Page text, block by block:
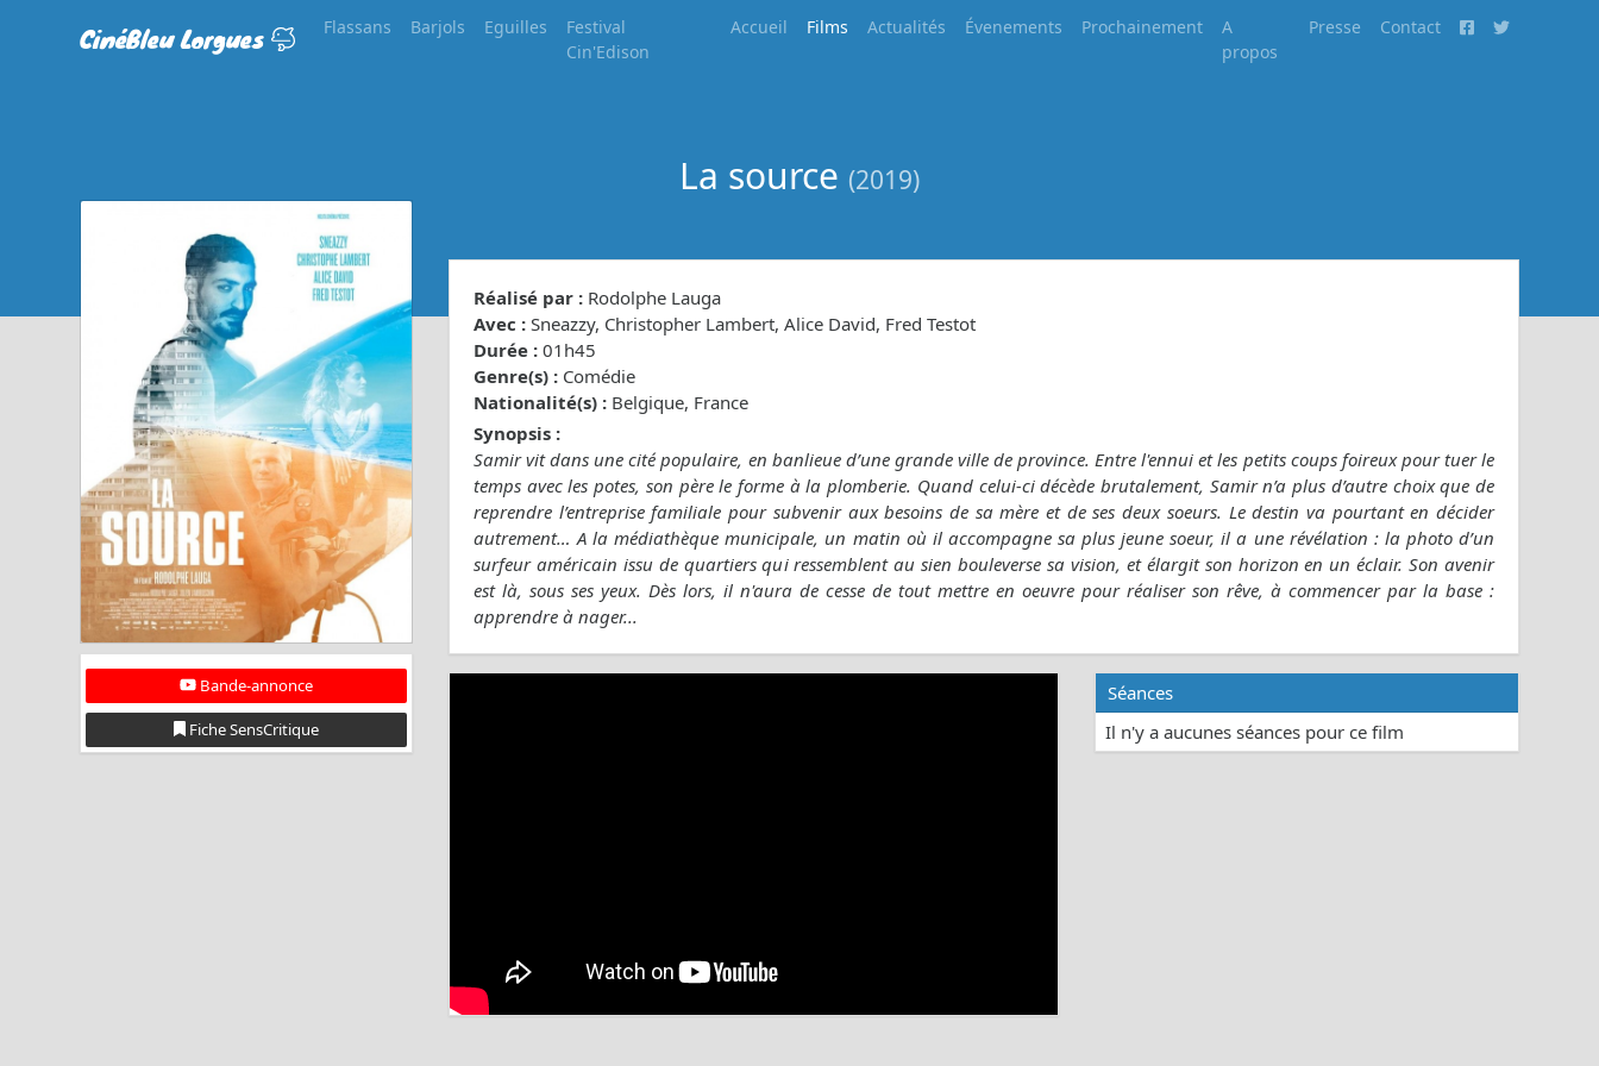
CinéBleu Lorgues Flassans Barjols Eguilles
Festival
Cin'Edison
Accueil Films Actualités Évenements Prochainement
A
propos
Presse Contact
La source (2019)
Bande-annonce
Fiche SensCritique
Réalisé par : Rodolphe Lauga
Avec : Sneazzy, Christopher Lambert, Alice David, Fred Testot
Durée : 01h45
Genre(s) : Comédie
Nationalité(s) : Belgique, France
Synopsis :
Samir vit dans une cité populaire, en banlieue d’une grande ville de province. Entre l'ennui et les petits coups foireux pour tuer le
temps avec les potes, son père le forme à la plomberie. Quand celui-ci décède brutalement, Samir n’a plus d’autre choix que de
reprendre l’entreprise familiale pour subvenir aux besoins de sa mère et de ses deux soeurs. Le destin va pourtant en décider
autrement… A la médiathèque municipale, un matin où il accompagne sa plus jeune soeur, il a une révélation : la photo d’un
surfeur américain issu de quartiers qui ressemblent au sien bouleverse sa vision, et élargit son horizon en un éclair. Son avenir
est là, sous ses yeux. Dès lors, il n'aura de cesse de tout mettre en oeuvre pour réaliser son rêve, à commencer par la base :
apprendre à nager...
Séances
Il n'y a aucunes séances pour ce film